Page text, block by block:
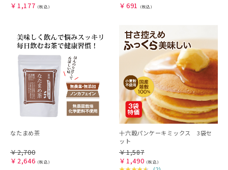
￥ 1,177 ￥ 691
なたまめ茶
￥2,700
￥ 2,646
十六穀パンケーキミックス 3袋セ
ット
￥1,587
￥ 1,490